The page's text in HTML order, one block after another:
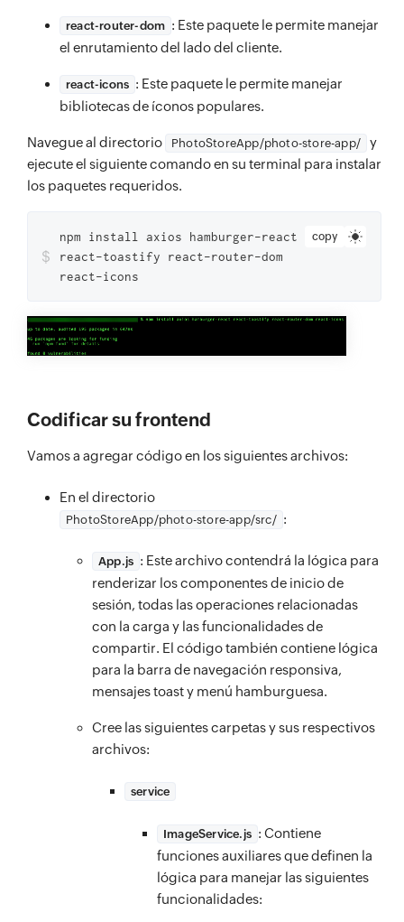
react-router-dom : Este paquete le permite manejar
el enrutamiento del lado del cliente.
react-icons : Este paquete le permite manejar
bibliotecas de íconos populares.
Navegue al directorio PhotoStoreApp/photo-store-app/
y
ejecute el siguiente comando en su terminal para instalar
los paquetes requeridos.
copy
$
npm install axios hamburger-react
react-toastify react-router-dom
react-icons
Codificar su frontend
Vamos a agregar código en los siguientes archivos:
En el directorio
PhotoStoreApp/photo-store-app/src/ :
App.js : Este archivo contendrá la lógica para
renderizar los componentes de inicio de
sesión, todas las operaciones relacionadas
con la carga y las funcionalidades de
compartir. El código también contiene lógica
para la barra de navegación responsiva,
mensajes toast y menú hamburguesa.
Cree las siguientes carpetas y sus respectivos
archivos:
service
ImageService.js : Contiene
funciones auxiliares que definen la
lógica para manejar las siguientes
funcionalidades: